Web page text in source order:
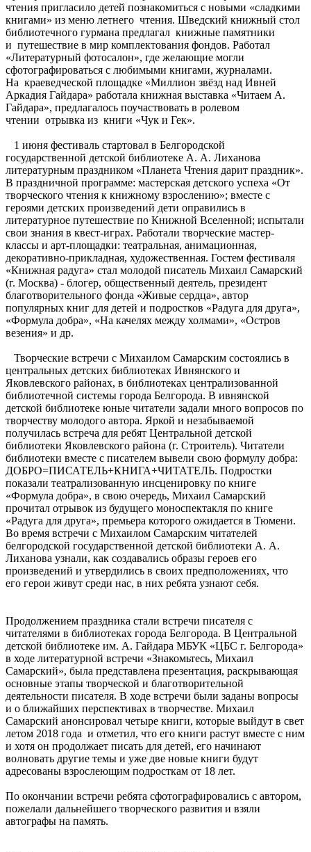
чтения пригласило детей познакомиться с новыми «сладкими
книгами» из меню летнего чтения. Шведский книжный стол
библиотечного гурмана предлагал книжные памятники
и путешествие в мир комплектования фондов. Работал
«Литературный фотосалон», где желающие могли
сфотографироваться с любимыми книгами, журналами.
На краеведческой площадке «Миллион звёзд над Ивней
Аркадия Гайдара» работала книжная выставка «Читаем А.
Гайдара», предлагалось поучаствовать в ролевом
чтении отрывка из книги «Чук и Гек».
1 июня фестиваль стартовал в Белгородской
государственной детской библиотеке А. А. Лиханова
литературным праздником «Планета Чтения дарит праздник».
В праздничной программе: мастерская детского успеха «От
творческого чтения к книжному взрослению»; вместе с
героями детских произведений дети оправились в
литературное путешествие по Книжной Вселенной; испытали
свои знания в квест-играх. Работали творческие мастер-
классы и арт-площадки: театральная, анимационная,
декоративно-прикладная, художественная. Гостем фестиваля
«Книжная радуга» стал молодой писатель Михаил Самарский
(г. Москва) - блогер, общественный деятель, президент
благотворительного фонда «Живые сердца», автор
популярных книг для детей и подростков «Радуга для друга»,
«Формула добра», «На качелях между холмами», «Остров
везения» и др.
Творческие встречи с Михаилом Самарским состоялись в
центральных детских библиотеках Ивнянского и
Яковлевского районах, в библиотеках централизованной
библиотечной системы города Белгорода. В ивнянской
детской библиотеке юные читатели задали много вопросов по
творчеству молодого автора. Яркой и незабываемой
получилась встреча для ребят Центральной детской
библиотеки Яковлевского района (г. Строитель). Читатели
библиотеки вместе с писателем вывели свою формулу добра:
ДОБРО=ПИСАТЕЛЬ+КНИГА+ЧИТАТЕЛЬ. Подростки
показали театрализованную инсценировку по книге
«Формула добра», в свою очередь, Михаил Самарский
прочитал отрывок из будущего моноспектакля по книге
«Радуга для друга», премьера которого ожидается в Тюмени.
Во время встречи с Михаилом Самарским читателей
белгородской государственной детской библиотеки А. А.
Лиханова узнали, как создавались образы героев его
произведений и утвердились в своих предположениях, что
его герои живут среди нас, в них ребята узнают себя.
Продолжением праздника стали встречи писателя с
читателями в библиотеках города Белгорода. В Центральной
детской библиотеке им. А. Гайдара МБУК «ЦБС г. Белгорода»
в ходе литературной встречи «Знакомьтесь, Михаил
Самарский», была представлена презентация, раскрывающая
основные этапы творческой и благотворительной
деятельности писателя. В ходе встречи были заданы вопросы
и о ближайших перспективах в творчестве. Михаил
Самарский анонсировал четыре книги, которые выйдут в свет
летом 2018 года и отметил, что его книги растут вместе с ним
и хотя он продолжает писать для детей, его начинают
волновать другие темы и уже две новые книги будут
адресованы взрослеющим подросткам от 18 лет.
По окончании встречи ребята сфотографировались с автором,
пожелали дальнейшего творческого развития и взяли
автографы на память.